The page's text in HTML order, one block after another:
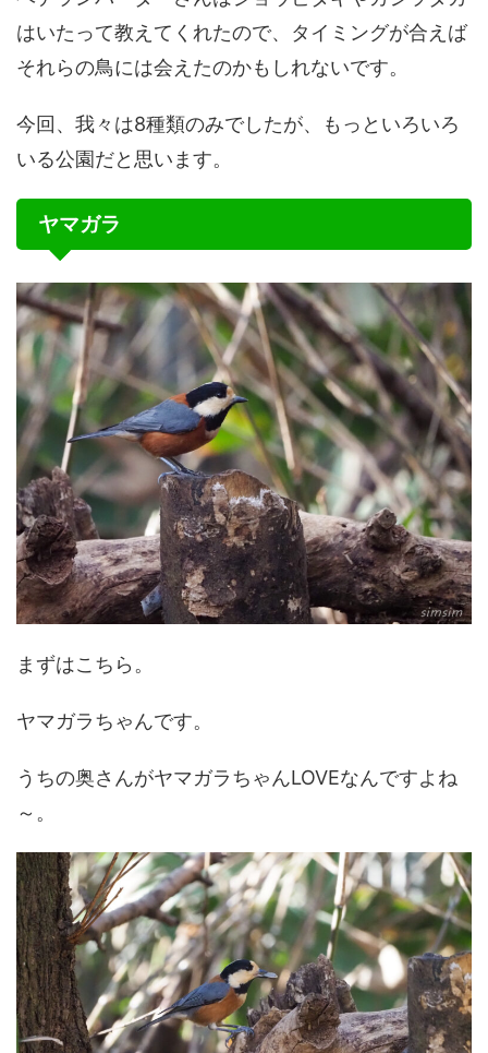
はいたって教えてくれたので、タイミングが合えば
それらの鳥には会えたのかもしれないです。
今回、我々は8種類のみでしたが、もっといろいろ
いる公園だと思います。
ヤマガラ
まずはこちら。
ヤマガラちゃんです。
うちの奥さんがヤマガラちゃんLOVEなんですよね
～。